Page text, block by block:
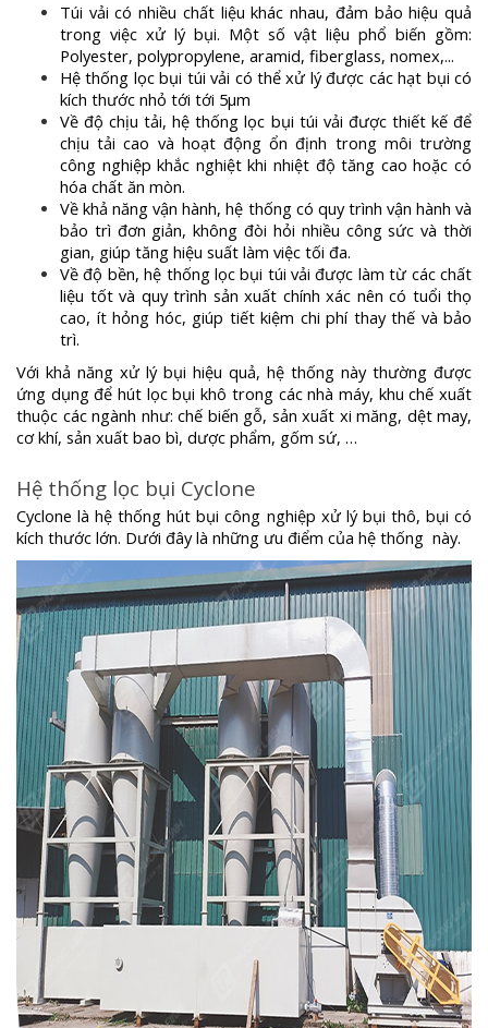
Túi vải có nhiều chất liệu khác nhau, đảm bảo hiệu quả
trong việc xử lý bụi. Một số vật liệu phổ biến gồm:
Polyester, polypropylene, aramid, fiberglass, nomex,...
Hệ thống lọc bụi túi vải có thể xử lý được các hạt bụi có
kích thước nhỏ tới tới 5µm
Về độ chịu tải, hệ thống lọc bụi túi vải được thiết kế để
chịu tải cao và hoạt động ổn định trong môi trường
công nghiệp khắc nghiệt khi nhiệt độ tăng cao hoặc có
hóa chất ăn mòn.
Về khả năng vận hành, hệ thống có quy trình vận hành và
bảo trì đơn giản, không đòi hỏi nhiều công sức và thời
gian, giúp tăng hiệu suất làm việc tối đa.
Về độ bền, hệ thống lọc bụi túi vải được làm từ các chất
liệu tốt và quy trình sản xuất chính xác nên có tuổi thọ
cao, ít hỏng hóc, giúp tiết kiệm chi phí thay thế và bảo
trì.
Với khả năng xử lý bụi hiệu quả, hệ thống này thường được
ứng dụng để hút lọc bụi khô trong các nhà máy, khu chế xuất
thuộc các ngành như: chế biến gỗ, sản xuất xi măng, dệt may,
cơ khí, sản xuất bao bì, dược phẩm, gốm sứ, …
Hệ thống lọc bụi Cyclone
Cyclone là hệ thống hút bụi công nghiệp xử lý bụi thô, bụi có
kích thước lớn. Dưới đây là những ưu điểm của hệ thống này.